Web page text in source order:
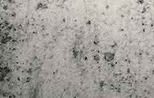
JUL
7
Club de lectura de còmics:
Arriba l'estiu i amb ell una nova
aquests mesos de calor. En
al juliol i l'altre al setembre!
Com és habitual, les inscripcions es
Tarragona i les lectures es podran llegir